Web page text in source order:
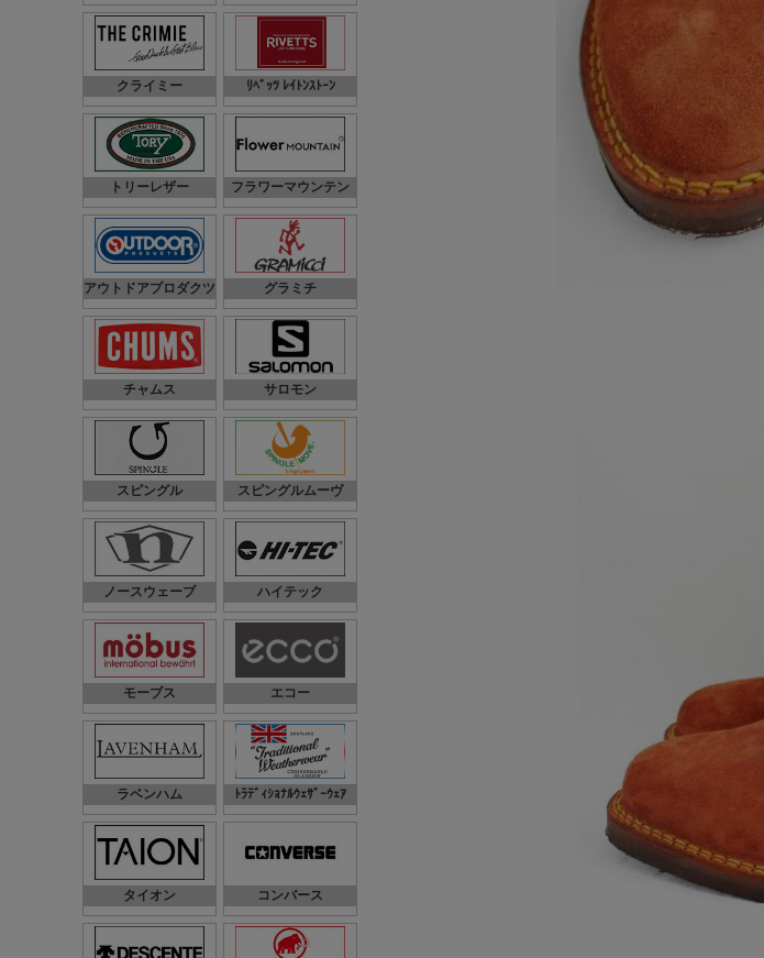
クライミー ﾘﾍﾞｯﾂ ﾚｲﾄﾝｽﾄｰﾝ
トリーレザー フラワーマウンテン
アウトドアプロダクツ グラミチ
チャムス サロモン
スピングル スピングルムーヴ
ノースウェーブ ハイテック
モーブス エコー
ラベンハム ﾄﾗﾃﾞｨｼｮﾅﾙｳｪｻﾞｰｳｪｱ
タイオン コンバース